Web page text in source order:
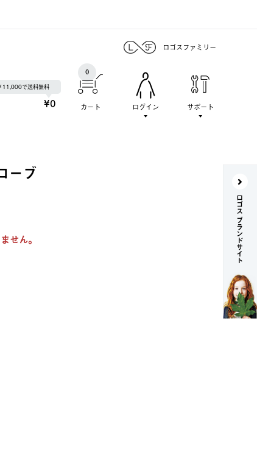
ロゴスファミリー
11,000で送料無料
¥0 カート
0
ログイン サポート
ーブ
せん。 ロゴス ブランドサイト